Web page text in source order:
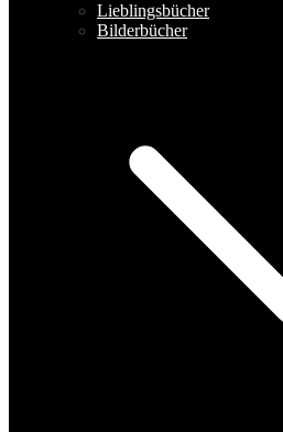
Lieblingsbücher
Bilderbücher